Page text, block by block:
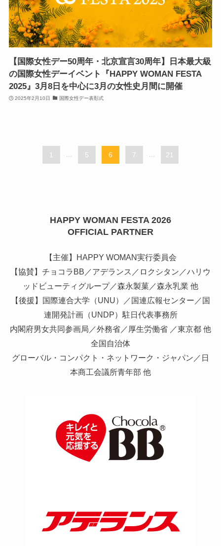
【国際女性デー50周年・北京宣言30周年】日本最大級
の国際女性デーイベント『HAPPY WOMAN FESTA
2025』3月8日を中心に3月の女性史月間に開催
2025年2月10日 国際女性デー表彰式
1 5 6 7 21
HAPPY WOMAN FESTA 2026
OFFICIAL PARTNER
【主催】HAPPY WOMAN実行委員会
【協賛】チョコラBB／アデランス／ロクシタン／ハリウ
ッドビューティグループ／森永製菓／森永乳業 他
【後援】国際連合大学（UNU）／国連広報センター／国
連開発計画（UNDP）駐日代表事務所
内閣府男女共同参画局／外務省／厚生労働省 ／東京都 他
全国自治体
グローバル・コンパクト・ネットワーク・ジャパン／日
本商工会議所青年部 他